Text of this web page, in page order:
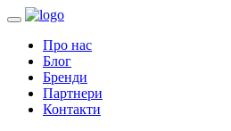
Про нас
Блог
Бренди
Партнери
Контакти